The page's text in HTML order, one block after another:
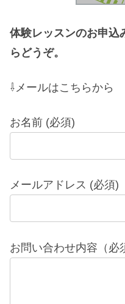
体験レッスンのお申込
らどうぞ。
⇩メールはこちらから
お名前 (必須)
メールアドレス (必須)
お問い合わせ内容（必